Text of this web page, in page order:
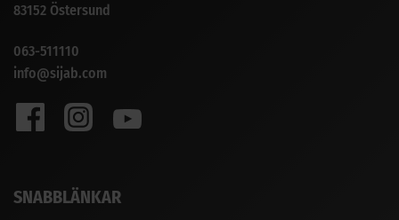
83152 Östersund
063-511110
info@sijab.com
SNABBLÄNKAR